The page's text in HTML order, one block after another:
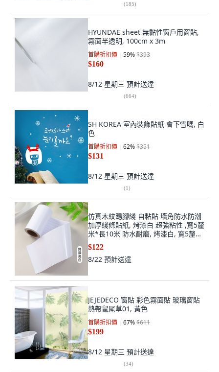
(185)
HYUNDAE sheet 無黏性窗戶用窗貼,
霧面半透明, 100cm x 3m
首購折扣價 59%$393
$160
8/12 星期三 預計送達
(664)
SH KOREA 室內裝飾貼紙 會下雪嗎, 白
色
首購折扣價 62%$351
$131
8/12 星期三 預計送達
(1)
仿真木紋踢腳綫 自粘貼 墻角防水防潮
加厚綫條貼紙, 烤漆白 超強粘性 ,寬5釐
米*長10米 防水耐磨, 烤漆白, 寬5釐米
*長10米
$122
8/22 預計送達
JEJEDECO 窗貼 彩色霧面貼 玻璃窗貼
熱帶鼠尾草01, 黃色
首購折扣價 67%$611
$199
8/12 星期三 預計送達
(34)